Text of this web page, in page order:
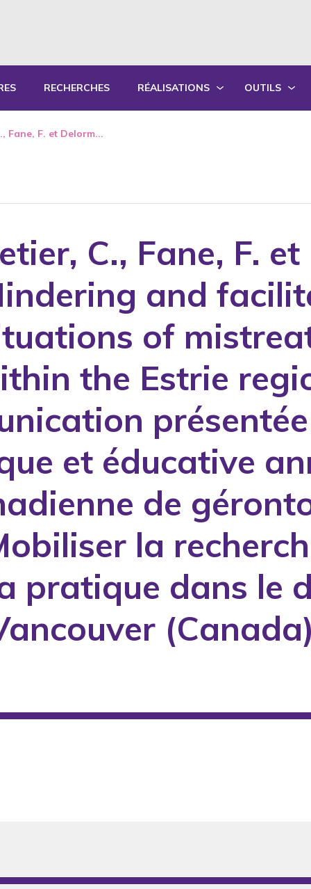
RECHERCHES RÉALISATIONS OUTILS
Fane, F. et Delorm...
C., Fane, F.
and
of
the Estrie
et éducative
de
la
pratique dans le